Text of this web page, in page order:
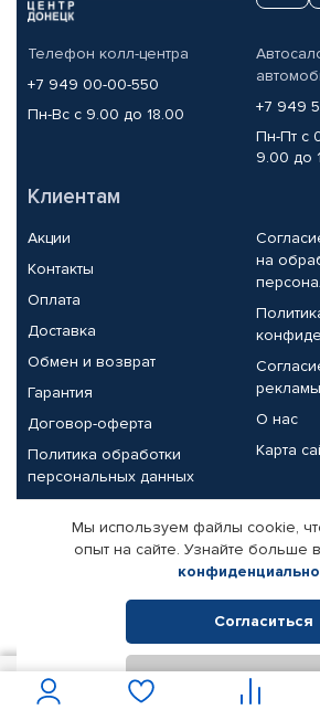
Телефон колл-центра
+7 949 00-00-550
Пн-Вс с 9.00 до 18.00
+7 949
Пн-Пт с
9.00 до
Клиентам
Акции
Контакты
Оплата
Доставка
Обмен и возврат
Гарантия
Договор-оферта
Политика обработки
персональных данных
на
рекламы
О нас
Карта
Партнерам
Корпоративным клиентам
Поставщикам
© КАМАЗ ЦЕНТР ДОНЕЦК, 2015-2026. Все
Интернет-магазин автомобильных товаров
Мы используем файлы cookie,
опыт на сайте. Узнайте больше
Согласиться
Отклонить